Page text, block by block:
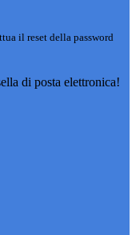
il reset della password
di posta elettronica!